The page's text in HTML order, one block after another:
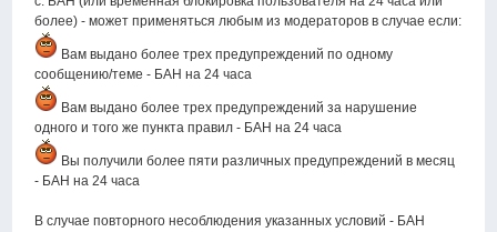
более) - может применяться любым из модераторов в случае если:
Вам выдано более трех предупреждений по одному
сообщению/теме - БАН на 24 часа
Вам выдано более трех предупреждений за нарушение
одного и того же пункта правил - БАН на 24 часа
Вы получили более пяти различных предупреждений в месяц
- БАН на 24 часа
В случае повторного несоблюдения указанных условий - БАН